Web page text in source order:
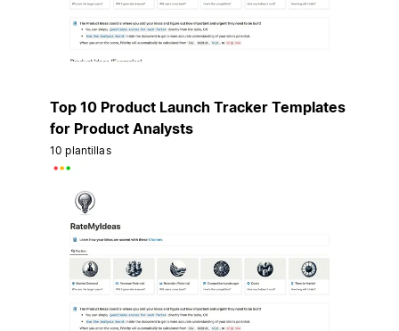
Top 10 Product Launch Tracker Templates
for Product Analysts
10 plantillas